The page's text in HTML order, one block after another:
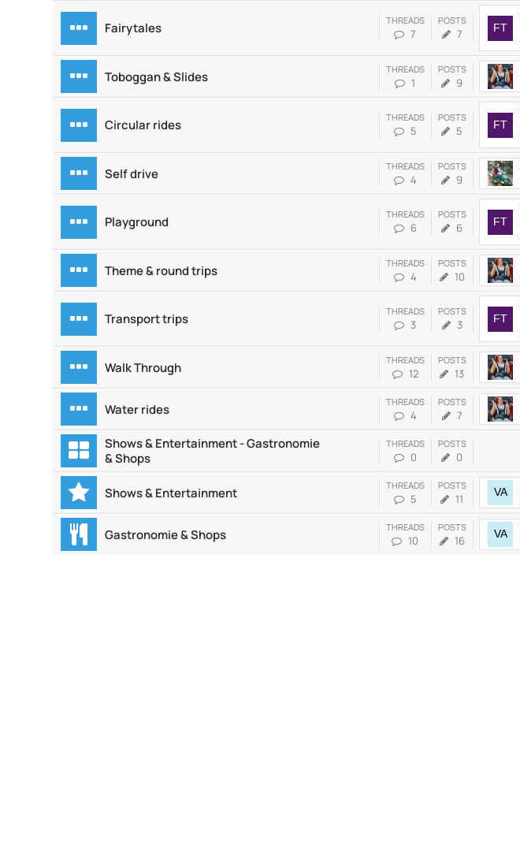
Fairytales THREADS
7
POSTS
7
Toboggan & Slides THREADS
1
POSTS
9
Circular rides THREADS
5
POSTS
5
Self drive THREADS
4
POSTS
9
Playground THREADS
6
POSTS
6
Theme & round trips THREADS
4
POSTS
10
Transport trips THREADS
3
POSTS
3
Walk Through THREADS
12
POSTS
13
Water rides THREADS
4
POSTS
7
Shows & Entertainment - Gastronomie
& Shops
THREADS
0
POSTS
0
Shows & Entertainment THREADS
5
POSTS
11
Gastronomie & Shops THREADS
10
POSTS
16